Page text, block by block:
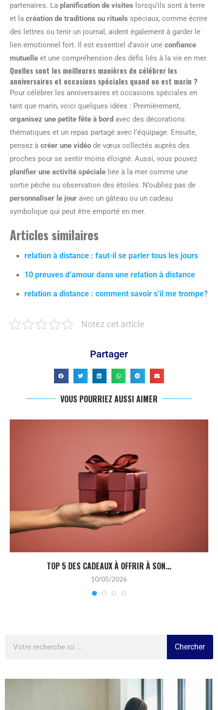
partenaires. La planification de visites lorsqu’ils sont à terre
et la création de traditions ou rituels spéciaux, comme écrire
des lettres ou tenir un journal, aident également à garder le
lien émotionnel fort. Il est essentiel d’avoir une confiance
mutuelle et une compréhension des défis liés à la vie en mer.
Quelles sont les meilleures manières de célébrer les
anniversaires et occasions spéciales quand on est marin ?
Pour célébrer les anniversaires et occasions spéciales en
tant que marin, voici quelques idées : Premièrement,
organisez une petite fête à bord avec des décorations
thématiques et un repas partagé avec l’équipage. Ensuite,
pensez à créer une vidéo de vœux collectés auprès des
proches pour se sentir moins éloigné. Aussi, vous pouvez
planifier une activité spéciale liée à la mer comme une
sortie pêche ou observation des étoiles. N’oubliez pas de
personnaliser le jour avec un gâteau ou un cadeau
symbolique qui peut être emporté en mer.
Articles similaires
relation à distance : faut-il se parler tous les jours
10 preuves d’amour dans une relation à distance
relation a distance : comment savoir s’il me trompe?
Notez cet article
Partager
VOUS POURRIEZ AUSSI AIMER
TOP 5 DES CADEAUX À OFFRIR À SON...
10/05/2026
Chercher